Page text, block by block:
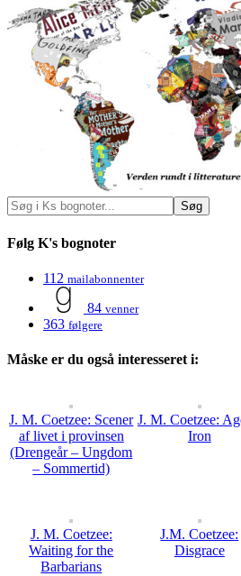
Følg K's bognoter
112 mailabonnenter
84 venner
363 følgere
Måske er du også interesseret i:
J. M. Coetzee: Scener
af livet i provinsen
(Drengeår – Ungdom
– Sommertid)
J. M. Coetzee:
Iron
J. M. Coetzee:
Waiting for the
Barbarians
J.M. Coetzee:
Disgrace